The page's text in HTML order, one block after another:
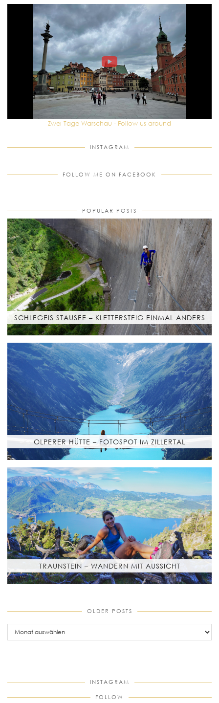
Zwei Tage Warschau - Follow us around
INSTAGRAM
FOLLOW ME ON FACEBOOK
POPULAR POSTS
SCHLEGEIS STAUSEE – KLETTERSTEIG EINMAL ANDERS
OLPERER HÜTTE – FOTOSPOT IM ZILLERTAL
TRAUNSTEIN – WANDERN MIT AUSSICHT
OLDER POSTS
older
posts
INSTAGRAM
FOLLOW